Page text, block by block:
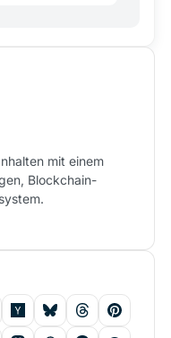
mit einem
Blockchain-